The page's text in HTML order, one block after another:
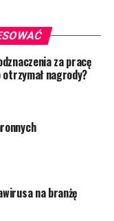
za pracę
nagrody?
na branżę